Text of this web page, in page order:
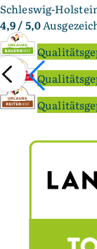
Schleswig-
4,9/ 5,0